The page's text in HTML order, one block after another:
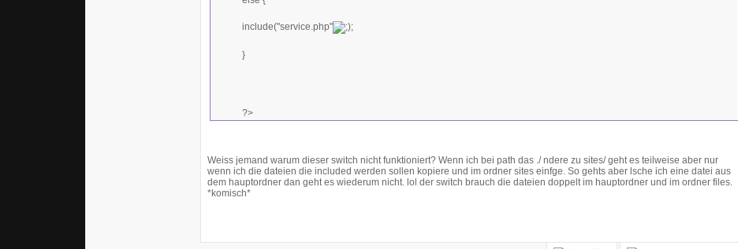
include("service.php" ;
}
?>
Weiss jemand warum dieser switch nicht funktioniert? Wenn ich bei path das ./ ndere zu sites/ geht es teilweise aber nur
wenn ich die dateien die included werden sollen kopiere und im ordner sites einfge. So gehts aber lsche ich eine datei aus
dem hauptordner dan geht es wiederum nicht. lol der switch brauch die dateien doppelt im hauptordner und im ordner files.
*komisch*